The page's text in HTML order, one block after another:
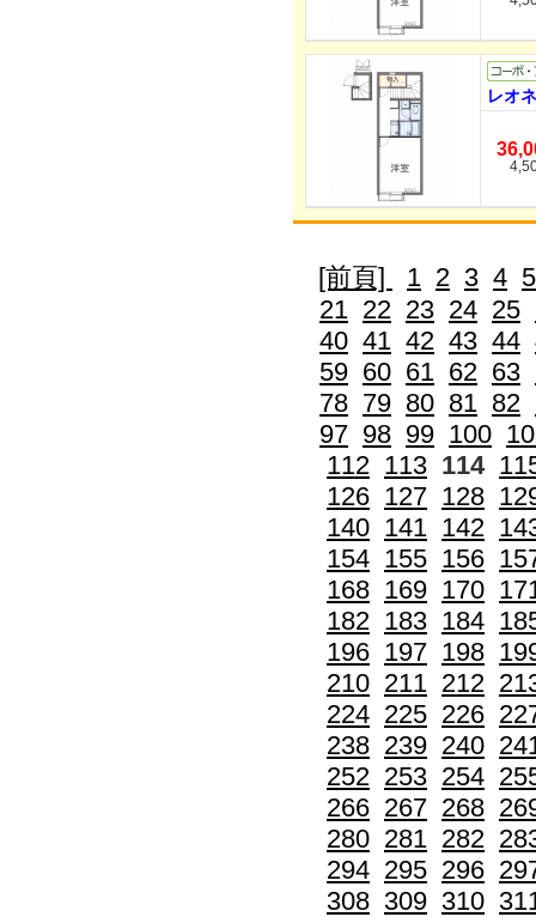
レオ
[前頁] 1 2 3 4 5
21 22 23 24 25
40 41 42 43 44
59 60 61 62 63
78 79 80 81 82
97 98 99 100
112 113 114
126 127 128
140 141 142
154 155 156
168 169 170
182 183 184
196 197 198
210 211 212
224 225 226
238 239 240
252 253 254
266 267 268
280 281 282
294 295 296
308 309 310